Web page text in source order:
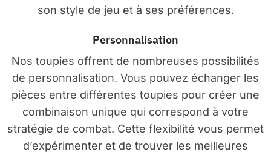
son style de jeu et à ses préférences.
Personnalisation
Nos toupies offrent de nombreuses possibilités
de personnalisation. Vous pouvez échanger les
pièces entre différentes toupies pour créer une
combinaison unique qui correspond à votre
stratégie de combat. Cette flexibilité vous permet
d’expérimenter et de trouver les meilleures